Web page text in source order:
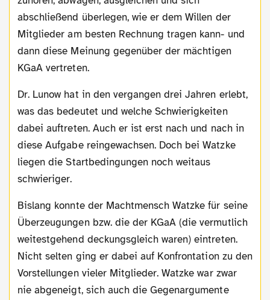
abschließend überlegen, wie er dem Willen der
Mitglieder am besten Rechnung tragen kann- und
dann diese Meinung gegenüber der mächtigen
KGaA vertreten.
Dr. Lunow hat in den vergangen drei Jahren erlebt,
was das bedeutet und welche Schwierigkeiten
dabei auftreten. Auch er ist erst nach und nach in
diese Aufgabe reingewachsen. Doch bei Watzke
liegen die Startbedingungen noch weitaus
schwieriger.
Bislang konnte der Machtmensch Watzke für seine
Überzeugungen bzw. die der KGaA (die vermutlich
weitestgehend deckungsgleich waren) eintreten.
Nicht selten ging er dabei auf Konfrontation zu den
Vorstellungen vieler Mitglieder. Watzke war zwar
nie abgeneigt, sich auch die Gegenargumente